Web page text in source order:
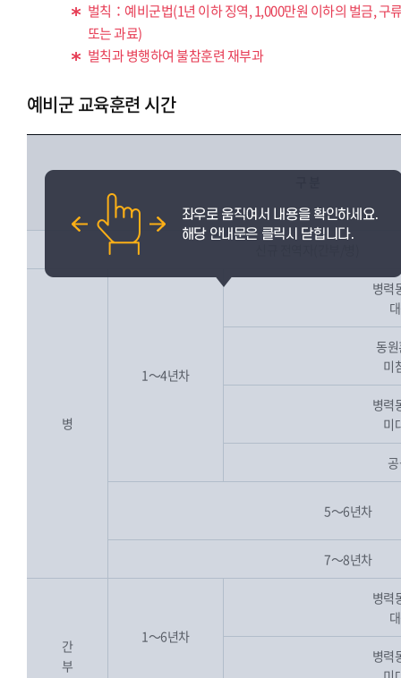
벌칙：예비군법(1년 이하 징역, 1,000만원 이하의 벌금, 구
또는 과료)
벌칙과 병행하여 불참훈련 재부과
예비군 교육훈련 시간
병
1～4년차
병력
동
미
병력
미
5～6년차
7～8년차
간
부
1～6년차
병력
병력